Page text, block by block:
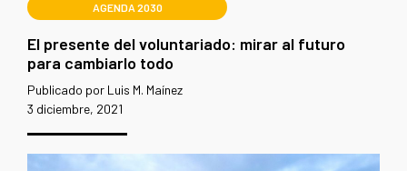
AGENDA 2030
El presente del voluntariado: mirar al futuro
para cambiarlo todo
Publicado por Luis M. Maínez
3 diciembre, 2021